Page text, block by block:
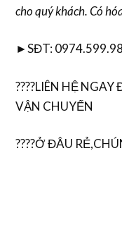
cho quý khách. Có
►SĐT:
????LIÊN HỆ
VẬN CHUYỂN
????Ở ĐÂU